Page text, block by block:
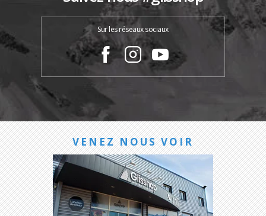
Sur les réseaux sociaux
VENEZ NOUS VOIR